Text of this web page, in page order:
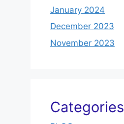
January 2024
December 2023
November 2023
Categories